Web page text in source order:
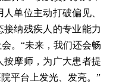
单位主动打破偏见、
纳残疾人的专业能力
。“未来，我们还会畅
摩师，为广大患者提
平台上发光、发亮。”